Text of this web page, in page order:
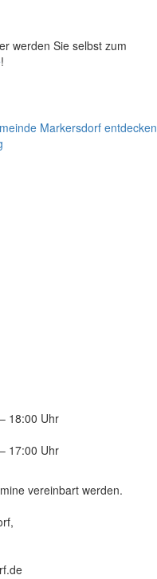
werden Sie selbst zum
!
18:00 Uhr
17:00 Uhr
vereinbart werden.